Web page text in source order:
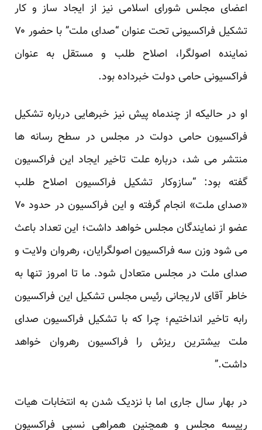
اعضای مجلس شورای اسلامی نیز از ایجاد ساز و کار
تشکیل فراکسیونی تحت عنوان “صدای ملت” با حضور ۷۰
نماینده اصولگرا، اصلاح طلب و مستقل به عنوان
فراکسیونی حامی دولت خبرداده بود.
او در حالیکه از چندماه پیش نیز خبرهایی درباره تشکیل
فراکسیون حامی دولت در مجلس در سطح رسانه ها
منتشر می شد، درباره علت تاخیر ایجاد این فراکسیون
گفته بود: “سازوکار تشکیل فراکسیون اصلاح طلب
«صدای ملت» انجام گرفته و این فراکسیون در حدود ۷۰
عضو از نمایندگان مجلس خواهد داشت؛ این تعداد باعث
می شود وزن سه فراکسیون اصولگرایان، رهروان ولایت و
صدای ملت در مجلس متعادل شود. ما تا امروز تنها به
خاطر آقای لاریجانی رئیس مجلس تشکیل این فراکسیون
رابه تاخیر انداختیم؛ چرا که با تشکیل فراکسیون صدای
ملت بیشترین ریزش را فراکسیون رهروان خواهد
داشت.”
در بهار سال جاری اما با نزدیک شدن به انتخابات هیات
رییسه مجلس و همچنین همراهی نسبی فراکسیون